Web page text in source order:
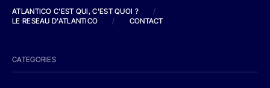
ATLANTICO C'EST QUI, C'EST QUOI ?
/
LE RESEAU D'ATLANTICO
/ CONTACT
CATEGORIES